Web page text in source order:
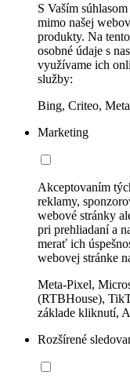
S Vaším
mimo našej
produkty. Na
osobné údaje s
využívame ich
služby:
Bing, Criteo,
Marketing
Akceptovaním
reklamy,
webové stránky
pri prehliadaní a
merať ich
webovej stránke
Meta-Pixel,
(RTBHouse),
základe kliknutí,
Rozšírené